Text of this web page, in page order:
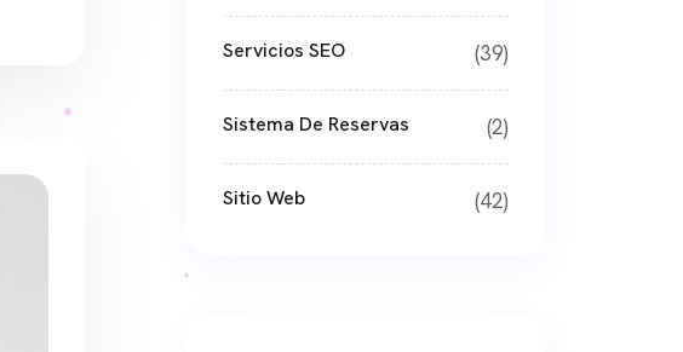
Servicios SEO (39)
Sistema De Reservas (2)
Sitio Web (42)